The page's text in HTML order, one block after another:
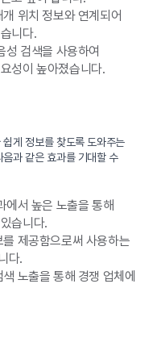
위치 정보와 연계되어
니다.
성 검색을 사용하여
성이 높아졌습니다.
게 정보를 찾도록 도와주는
과 같은 효과를 기대할 수
에서 높은 노출을 통해
습니다.
제공함으로써 사용하는
다.
노출을 통해 경쟁 업체에